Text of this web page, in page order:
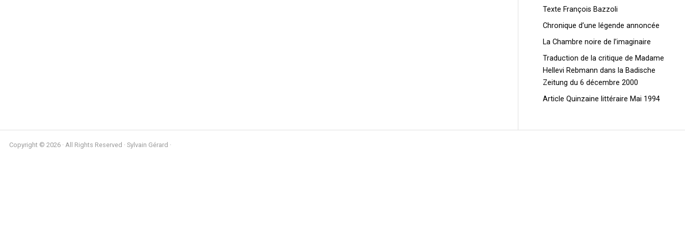
Texte François Bazzoli
Chronique d’une légende annoncée
La Chambre noire de l’imaginaire
Traduction de la critique de Madame
Hellevi Rebmann dans la Badische
Zeitung du 6 décembre 2000
Article Quinzaine littéraire Mai 1994
Copyright © 2026 · All Rights Reserved · Sylvain Gérard ·